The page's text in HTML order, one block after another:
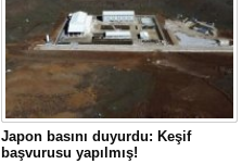
Japon basını duyurdu: Keşif
başvurusu yapılmış!